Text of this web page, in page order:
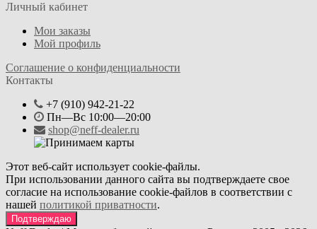
Личный кабинет
Мои заказы
Мой профиль
Соглашение о конфиденциальности
Контакты
+7 (910) 942-21-22
Пн—Вс 10:00—20:00
shop@neff-dealer.ru
Этот веб-сайт использует cookie-файлы.
При использовании данного сайта вы подтверждаете свое
согласие на использование cookie-файлов в соответствии с
нашей политикой приватности.
Подтверждаю